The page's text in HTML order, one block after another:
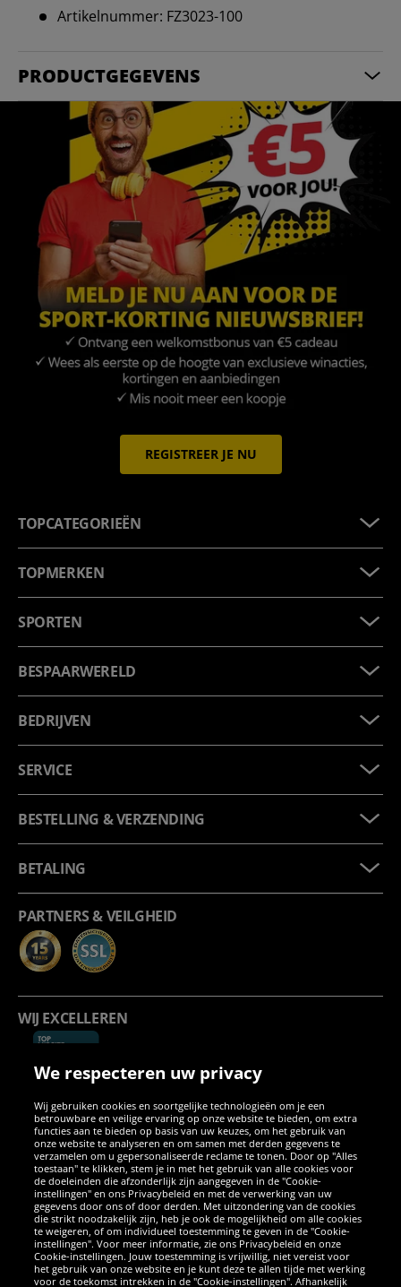
Artikelnummer: FZ3023-100
PRODUCTGEGEVENS
REGISTREER JE NU
TOPCATEGORIEËN
TOPMERKEN
SPORTEN
BESPAARWERELD
BEDRIJVEN
SERVICE
BESTELLING & VERZENDING
BETALING
PARTNERS & VEILGHEID
WIJ EXCELLEREN
SOCIALE MEDIA
FacebookInstagram
WhatsApp
TikTokTwitterYouTube
APPS
We respecteren uw privacy
Wij gebruiken cookies en soortgelijke technologieën om je een
betrouwbare en veilige ervaring op onze website te bieden, om extra
functies aan te bieden op basis van uw keuzes, om het gebruik van
onze website te analyseren en om samen met derden gegevens te
verzamelen om u gepersonaliseerde reclame te tonen. Door op "Alles
toestaan" te klikken, stem je in met het gebruik van alle cookies voor
de doeleinden die afzonderlijk zijn aangegeven in de "Cookie-
instellingen" en ons Privacybeleid en met de verwerking van uw
gegevens door ons of door derden. Met uitzondering van de cookies
die strikt noodzakelijk zijn, heb je ook de mogelijkheid om alle cookies
te weigeren, of om individueel toestemming te geven in de "Cookie-
instellingen". Voor meer informatie, zie ons Privacybeleid en onze
Cookie-instellingen. Jouw toestemming is vrijwillig, niet vereist voor
het gebruik van onze website en je kunt deze te allen tijde met werking
voor de toekomst intrekken in de "Cookie-instellingen". Afhankelijk